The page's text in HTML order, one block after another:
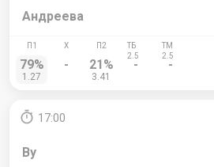
Андреева
79%
1.27
- 21%
3.41
- -
17:00
Ву